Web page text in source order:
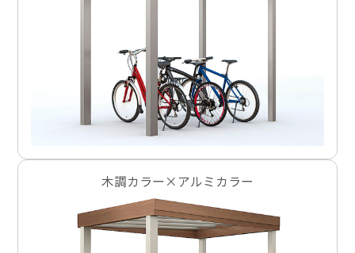
木調カラー×アルミカラー